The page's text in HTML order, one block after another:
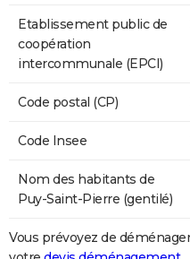
Etablissement public de
coopération
intercommunale (EPCI)
Code postal (CP)
Code Insee
Nom des habitants de
Puy-Saint-Pierre (gentilé)
Vous prévoyez de